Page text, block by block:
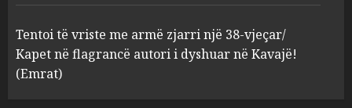
AUGUST 8, 2026
Tentoi të vriste me armë zjarri një 38-vjeçar/
Kapet në flagrancë autori i dyshuar në Kavajë!
(Emrat)